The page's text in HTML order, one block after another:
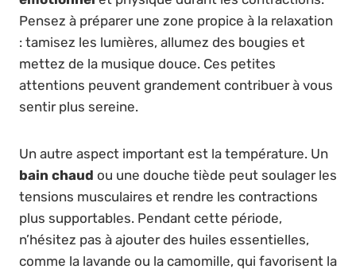
Pensez à préparer une zone propice à la relaxation
: tamisez les lumières, allumez des bougies et
mettez de la musique douce. Ces petites
attentions peuvent grandement contribuer à vous
sentir plus sereine.
Un autre aspect important est la température. Un
bain chaud ou une douche tiède peut soulager les
tensions musculaires et rendre les contractions
plus supportables. Pendant cette période,
n’hésitez pas à ajouter des huiles essentielles,
comme la lavande ou la camomille, qui favorisent la